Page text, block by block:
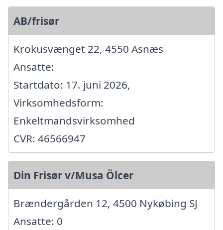
AB/frisør
Krokusvænget 22, 4550 Asnæs
Ansatte:
Startdato: 17. juni 2026,
Virksomhedsform:
Enkeltmandsvirksomhed
CVR: 46566947
Din Frisør v/Musa Ölcer
Brændergården 12, 4500 Nykøbing SJ
Ansatte: 0